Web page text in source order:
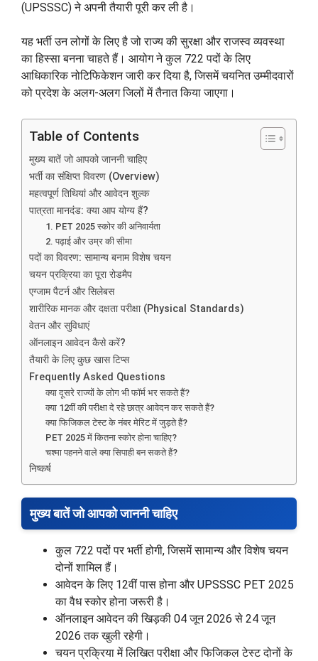
(UPSSSC) ने अपनी तैयारी पूरी कर ली है।
यह भर्ती उन लोगों के लिए है जो राज्य की सुरक्षा और राजस्व व्यवस्था
का हिस्सा बनना चाहते हैं। आयोग ने कुल 722 पदों के लिए
आधिकारिक नोटिफिकेशन जारी कर दिया है, जिसमें चयनित उम्मीदवारों
को प्रदेश के अलग-अलग जिलों में तैनात किया जाएगा।
Table of Contents
मुख्य बातें जो आपको जाननी चाहिए
भर्ती का संक्षिप्त विवरण (Overview)
महत्वपूर्ण तिथियां और आवेदन शुल्क
पात्रता मानदंड: क्या आप योग्य हैं?
1. PET 2025 स्कोर की अनिवार्यता
2. पढ़ाई और उम्र की सीमा
पदों का विवरण: सामान्य बनाम विशेष चयन
चयन प्रक्रिया का पूरा रोडमैप
एग्जाम पैटर्न और सिलेबस
शारीरिक मानक और दक्षता परीक्षा (Physical Standards)
वेतन और सुविधाएं
ऑनलाइन आवेदन कैसे करें?
तैयारी के लिए कुछ खास टिप्स
Frequently Asked Questions
क्या दूसरे राज्यों के लोग भी फॉर्म भर सकते हैं?
क्या 12वीं की परीक्षा दे रहे छात्र आवेदन कर सकते हैं?
क्या फिजिकल टेस्ट के नंबर मेरिट में जुड़ते हैं?
PET 2025 में कितना स्कोर होना चाहिए?
चश्मा पहनने वाले क्या सिपाही बन सकते हैं?
निष्कर्ष
मुख्य बातें जो आपको जाननी चाहिए
कुल 722 पदों पर भर्ती होगी, जिसमें सामान्य और विशेष चयन
दोनों शामिल हैं।
आवेदन के लिए 12वीं पास होना और UPSSSC PET 2025
का वैध स्कोर होना जरूरी है।
ऑनलाइन आवेदन की खिड़की 04 जून 2026 से 24 जून
2026 तक खुली रहेगी।
चयन प्रक्रिया में लिखित परीक्षा और फिजिकल टेस्ट दोनों के